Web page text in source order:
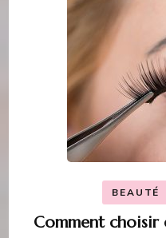
BEAUTÉ
Comment choisir